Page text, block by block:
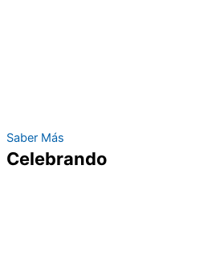
Saber Más
Celebrando